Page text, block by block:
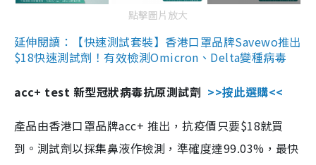
點擊圖片放大
延伸閱讀：【快速測試套裝】香港口罩品牌Savewo推出
$18快速測試劑！有效檢測Omicron、Delta變種病毒
acc+ test 新型冠狀病毒抗原測試劑 >>按此選購<<
產品由香港口罩品牌acc+ 推出，抗疫價只要$18就買
到。測試劑以採集鼻液作檢測，準確度達99.03%，最快